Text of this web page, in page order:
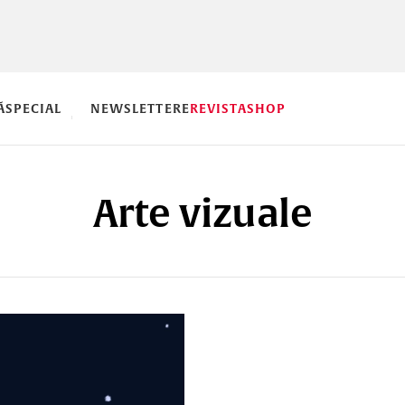
SPECIAL NEWSLETTEREREVISTASHOP
Arte vizuale